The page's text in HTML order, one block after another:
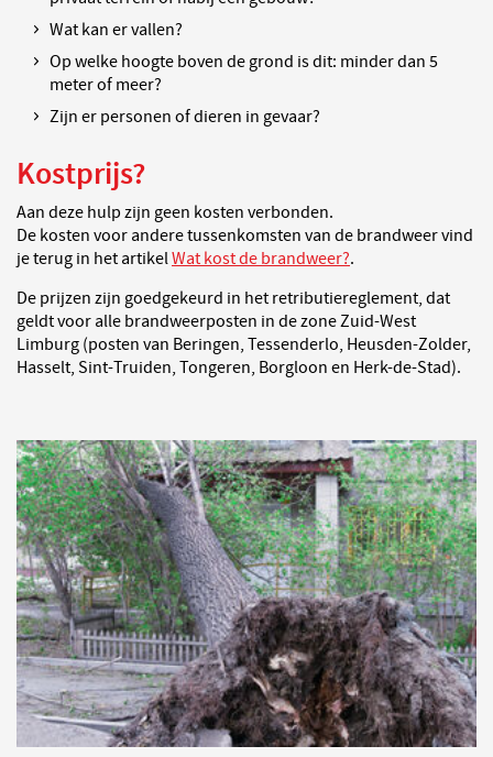
Wat kan er vallen?
Op welke hoogte boven de grond is dit: minder dan 5
meter of meer?
Zijn er personen of dieren in gevaar?
Kostprijs?
Aan deze hulp zijn geen kosten verbonden.
De kosten voor andere tussenkomsten van de brandweer vind
je terug in het artikelWat kost de brandweer?.
De prijzen zijn goedgekeurd in het retributiereglement, dat
geldt voor alle brandweerposten in de zone Zuid-West
Limburg (posten van Beringen, Tessenderlo, Heusden-Zolder,
Hasselt, Sint-Truiden, Tongeren, Borgloon en Herk-de-Stad).